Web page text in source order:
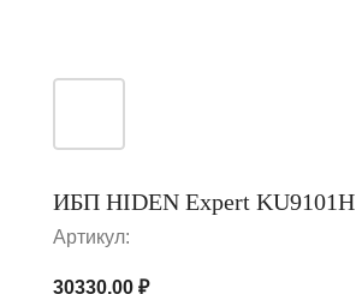
ИБП HIDEN Expert KU9101H
Артикул:
30330,00 ₽